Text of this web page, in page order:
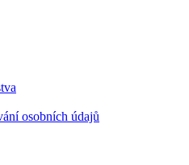
osobních údajů